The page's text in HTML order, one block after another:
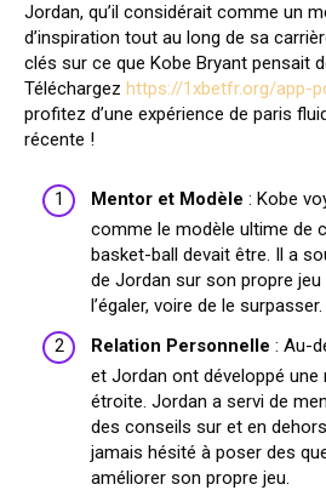
Jordan, qu’il considérait comme un
d’inspiration tout au long de sa
clés sur ce que Kobe Bryant pensait
Téléchargez https://1xbetfr.org/app-
profitez d’une expérience de paris
récente !
Mentor et Modèle : Kobe
comme le modèle ultime de
basket-ball devait être. Il a
de Jordan sur son propre
l’égaler, voire de le surpasser.
Relation Personnelle : Au-
et Jordan ont développé une
étroite. Jordan a servi de
des conseils sur et en
jamais hésité à poser des
améliorer son propre jeu.